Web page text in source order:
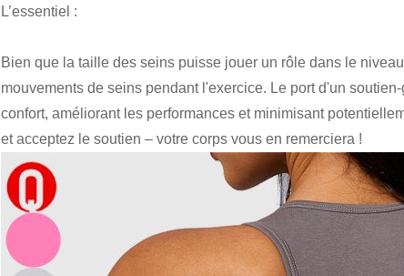
L’essentiel :
Bien que la taille des seins puisse jouer un rôle dans le
mouvements de seins pendant l'exercice. Le port d'un
confort, améliorant les performances et minimisant
et acceptez le soutien – votre corps vous en remerciera !